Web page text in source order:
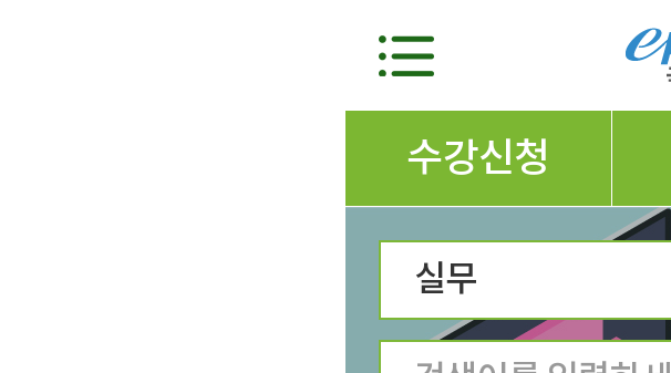
수강신청
실무